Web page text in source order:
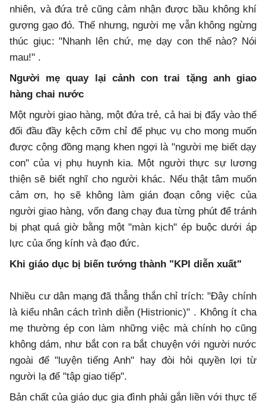
nhiên, và đứa trẻ cũng cảm nhận được bầu không khí
gượng gạo đó. Thế nhưng, người mẹ vẫn không ngừng
thúc giục: "Nhanh lên chứ, mẹ dạy con thế nào? Nói
mau!" .
Người mẹ quay lại cảnh con trai tặng anh giao
hàng chai nước
Một người giao hàng, một đứa trẻ, cả hai bị đẩy vào thế
đối đầu đầy kệch cỡm chỉ để phục vụ cho mong muốn
được cộng đồng mạng khen ngợi là "người mẹ biết dạy
con" của vị phụ huynh kia. Một người thực sự lương
thiện sẽ biết nghĩ cho người khác. Nếu thật tâm muốn
cảm ơn, họ sẽ không làm gián đoạn công việc của
người giao hàng, vốn đang chạy đua từng phút để tránh
bị phạt quá giờ bằng một "màn kịch" ép buộc dưới áp
lực của ống kính và đạo đức.
Khi giáo dục bị biến tướng thành "KPI diễn xuất"
Nhiều cư dân mạng đã thẳng thắn chỉ trích: "Đây chính
là kiểu nhân cách trình diễn (Histrionic)" . Không ít cha
mẹ thường ép con làm những việc mà chính họ cũng
không dám, như bắt con ra bắt chuyện với người nước
ngoài để "luyện tiếng Anh" hay đòi hỏi quyền lợi từ
người lạ để "tập giao tiếp".
Bản chất của giáo dục gia đình phải gắn liền với thực tế